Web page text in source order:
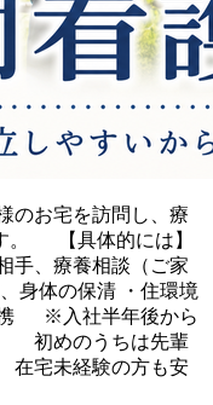
のお宅を訪問し、療
。 【具体的には】
手、療養相談（ご家
身体の保清 ・住環境
携 ※入社半年後から
初めのうちは先輩
在宅未経験の方も安